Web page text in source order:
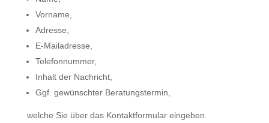
Vorname,
Adresse,
E-Mailadresse,
Telefonnummer,
Inhalt der Nachricht,
Ggf. gewünschter Beratungstermin,
welche Sie über das Kontaktformular eingeben.